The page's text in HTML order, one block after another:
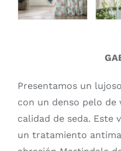
Presentamos un
con un denso pelo de
calidad de seda. Este
un tratamiento